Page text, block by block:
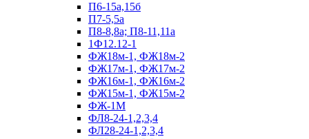
П6-15а,15б
П7-5,5а
П8-8,8а; П8-11,11а
1Ф12.12-1
ФЖ18м-1, ФЖ18м-2
ФЖ17м-1, ФЖ17м-2
ФЖ16м-1, ФЖ16м-2
ФЖ15м-1, ФЖ15м-2
ФЖ-1М
ФЛ8-24-1,2,3,4
ФЛ28-24-1,2,3,4